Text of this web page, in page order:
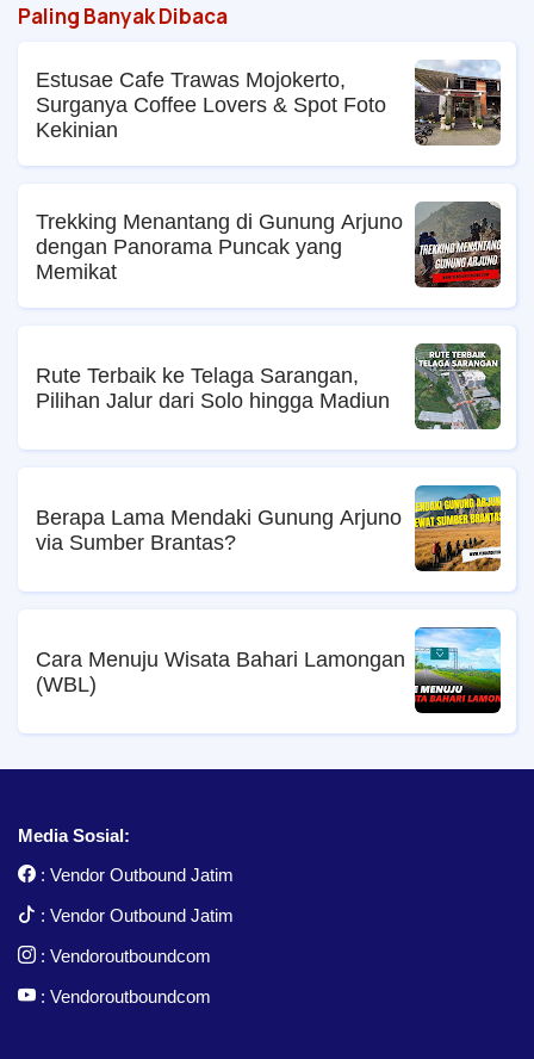
Paling Banyak Dibaca
Estusae Cafe Trawas Mojokerto,
Surganya Coffee Lovers & Spot Foto
Kekinian
Trekking Menantang di Gunung Arjuno
dengan Panorama Puncak yang
Memikat
Rute Terbaik ke Telaga Sarangan,
Pilihan Jalur dari Solo hingga Madiun
Berapa Lama Mendaki Gunung Arjuno
via Sumber Brantas?
Cara Menuju Wisata Bahari Lamongan
(WBL)
Media Sosial:
: Vendor Outbound Jatim
: Vendor Outbound Jatim
: Vendoroutboundcom
: Vendoroutboundcom